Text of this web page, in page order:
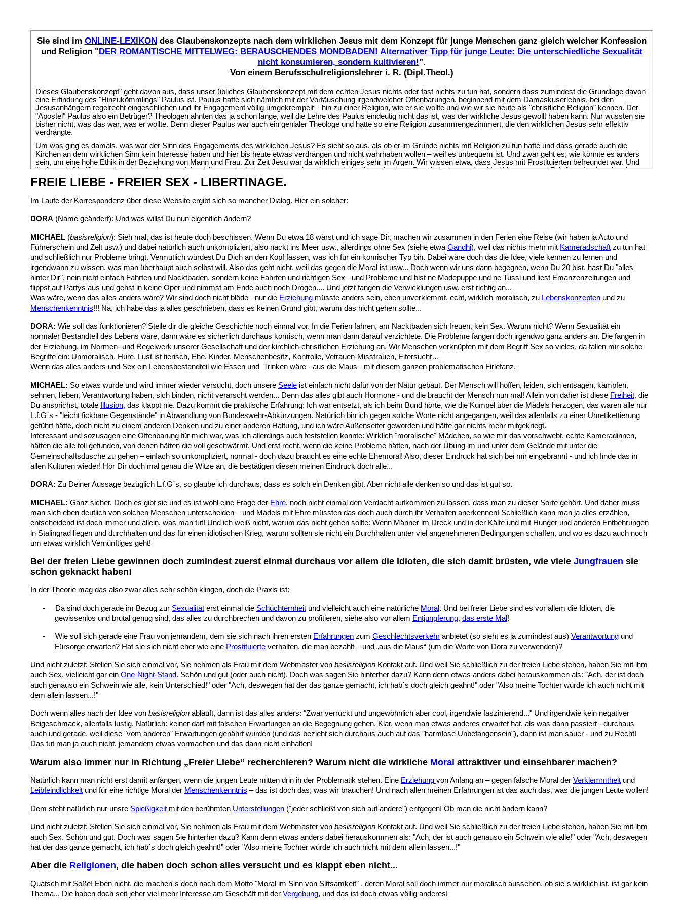
FREIE LIEBE - FREIER SEX - LIBERTINAGE.
Im Laufe der Korrespondenz über diese Website ergibt sich so mancher Dialog. Hier ein solcher:
DORA (Name geändert): Und was willst Du nun eigentlich ändern?
MICHAEL (basisreligion): Sieh mal, das ist heute doch beschissen. Wenn Du etwa 18 wärst und ich sage Dir, machen wir zusammen in den Ferien eine Reise (wir haben ja Auto und
Führerschein und Zelt usw.) und dabei natürlich auch unkompliziert, also nackt ins Meer usw., allerdings ohne Sex (siehe etwa Gandhi), weil das nichts mehr mit Kameradschaft zu tun hat
und schließlich nur Probleme bringt. Vermutlich würdest Du Dich an den Kopf fassen, was ich für ein komischer Typ bin. Dabei wäre doch das die Idee, viele kennen zu lernen und
irgendwann zu wissen, was man überhaupt auch selbst will. Also das geht nicht, weil das gegen die Moral ist usw... Doch wenn wir uns dann begegnen, wenn Du 20 bist, hast Du "alles
hinter Dir", nein nicht einfach Fahrten und Nacktbaden, sondern keine Fahrten und richtigen Sex - und Probleme und bist ne Modepuppe und ne Tussi und liest Emanzenzeitungen und
flippst auf Partys aus und gehst in keine Oper und nimmst am Ende auch noch Drogen.... Und jetzt fangen die Verwicklungen usw. erst richtig an...
Was wäre, wenn das alles anders wäre? Wir sind doch nicht blöde - nur die Erziehung müsste anders sein, eben unverklemmt, echt, wirklich moralisch, zu Lebenskonzepten und zu
Menschenkenntnis!!! Na, ich habe das ja alles geschrieben, dass es keinen Grund gibt, warum das nicht gehen sollte...
DORA: Wie soll das funktionieren? Stelle dir die gleiche Geschichte noch einmal vor. In die Ferien fahren, am Nacktbaden sich freuen, kein Sex. Warum nicht? Wenn Sexualität ein
normaler Bestandteil des Lebens wäre, dann wäre es sicherlich durchaus komisch, wenn man dann darauf verzichtete. Die Probleme fangen doch irgendwo ganz anders an. Die fangen in
der Erziehung, im Normen- und Regelwerk unserer Gesellschaft und der kirchlich-christlichen Erziehung an. Wir Menschen verknüpfen mit dem Begriff Sex so vieles, da fallen mir solche
Begriffe ein: Unmoralisch, Hure, Lust ist tierisch, Ehe, Kinder, Menschenbesitz, Kontrolle, Vetrauen-Misstrauen, Eifersucht…
Wenn das alles anders und Sex ein Lebensbestandteil wie Essen und Trinken wäre - aus die Maus - mit diesem ganzen problematischen Firlefanz.
MICHAEL: So etwas wurde und wird immer wieder versucht, doch unsere Seele ist einfach nicht dafür von der Natur gebaut. Der Mensch will hoffen, leiden, sich entsagen, kämpfen,
sehnen, lieben, Verantwortung haben, sich binden, nicht verarscht werden... Denn das alles gibt auch Hormone - und die braucht der Mensch nun mal! Allein von daher ist diese Freiheit, die
Du ansprichst, totale
Illusion, das klappt nie. Dazu kommt die praktische Erfahrung: Ich war entsetzt, als ich beim Bund hörte, wie die Kumpel über die Mädels herzogen, das waren alle nur
L.f.G´s - "leicht fickbare Gegenstände" in Abwandlung von Bundeswehr-Abkürzungen. Natürlich bin ich gegen solche Worte nicht angegangen, weil das allenfalls zu einer Umetikettierung
geführt hätte, doch nicht zu einem anderen Denken und zu einer anderen Haltung, und ich wäre Außenseiter geworden und hätte gar nichts mehr mitgekriegt.
Interessant und sozusagen eine Offenbarung für mich war, was ich allerdings auch feststellen konnte: Wirklich "moralische" Mädchen, so wie mir das vorschwebt, echte Kameradinnen,
hätten die alle toll gefunden, von denen hätten die voll geschwärmt. Und erst recht, wenn die keine Probleme hätten, nach der Übung im und unter dem Gelände mit unter die
Gemeinschaftsdusche zu gehen – einfach so unkompliziert, normal - doch dazu braucht es eine echte Ehemoral! Also, dieser Eindruck hat sich bei mir eingebrannt - und ich finde das in
allen Kulturen wieder! Hör Dir doch mal genau die Witze an, die bestätigen diesen meinen Eindruck doch alle...
DORA: Zu Deiner Aussage bezüglich L.f.G´s, so glaube ich durchaus, dass es solch ein Denken gibt. Aber nicht alle denken so und das ist gut so.
MICHAEL: Ganz sicher. Doch es gibt sie und es ist wohl eine Frage der Ehre, noch nicht einmal den Verdacht aufkommen zu lassen, dass man zu dieser Sorte gehört. Und daher muss
man sich eben deutlich von solchen Menschen unterscheiden – und Mädels mit Ehre müssten das doch auch durch ihr Verhalten anerkennen! Schließlich kann man ja alles erzählen,
entscheidend ist doch immer und allein, was man tut! Und ich weiß nicht, warum das nicht gehen sollte: Wenn Männer im Dreck und in der Kälte und mit Hunger und anderen Entbehrungen
in Stalingrad liegen und durchhalten und das für einen idiotischen Krieg, warum sollten sie nicht ein Durchhalten unter viel angenehmeren Bedingungen schaffen, und wo es dazu auch noch
um etwas wirklich Vernünftiges geht!
Bei der freien Liebe gewinnen doch zumindest zuerst einmal durchaus vor allem die Idioten, die sich damit brüsten, wie viele Jungfrauen sie
schon geknackt haben!
In der Theorie mag das also zwar alles sehr schön klingen, doch die Praxis ist:
- Da sind doch gerade im Bezug zur Sexualität erst einmal die Schüchternheit und vielleicht auch eine natürliche Moral . Und bei freier Liebe sind es vor allem die Idioten, die
gewissenlos und brutal genug sind, das alles zu durchbrechen und davon zu profitieren, siehe also vor allem Entjungferung, das erste Mal !
- Wie soll sich gerade eine Frau von jemandem, dem sie sich nach ihren ersten Erfahrungen zum Geschlechtsverkehr anbietet (so sieht es ja zumindest aus) Verantwortung und
Fürsorge erwarten? Hat sie sich nicht eher wie eine Prostituierte verhalten, die man bezahlt – und „aus die Maus“ (um die Worte von Dora zu verwenden)?
Und nicht zuletzt: Stellen Sie sich einmal vor, Sie nehmen als Frau mit dem Webmaster von basisreligion Kontakt auf. Und weil Sie schließlich zu der freien Liebe stehen, haben Sie mit ihm
auch Sex, vielleicht gar ein One-Night-Stand. Schön und gut (oder auch nicht). Doch was sagen Sie hinterher dazu? Kann denn etwas anders dabei herauskommen als: "Ach, der ist doch
auch genauso ein Schwein wie alle, kein Unterschied!" oder "Ach, deswegen hat der das ganze gemacht, ich hab´s doch gleich geahnt!" oder "Also meine Tochter würde ich auch nicht mit
dem allein lassen...!"
Doch wenn alles nach der Idee von basisreligion abläuft, dann ist das alles anders: "Zwar verrückt und ungewöhnlich aber cool, irgendwie faszinierend..." Und irgendwie kein negativer
Beigeschmack, allenfalls lustig. Natürlich: keiner darf mit falschen Erwartungen an die Begegnung gehen. Klar, wenn man etwas anderes erwartet hat, als was dann passiert - durchaus
auch und gerade, weil diese "vom anderen" Erwartungen genährt wurden (und das bezieht sich durchaus auch auf das "harmlose Unbefangensein"), dann ist man sauer - und zu Recht!
Das tut man ja auch nicht, jemandem etwas vormachen und das dann nicht einhalten!
Warum also immer nur in Richtung „Freier Liebe“ recherchieren? Warum nicht die wirkliche Moral attraktiver und einsehbarer machen?
Natürlich kann man nicht erst damit anfangen, wenn die jungen Leute mitten drin in der Problematik stehen. Eine Erziehung von Anfang an – gegen falsche Moral der Verklemmtheit und
Leibfeindlichkeit und für eine richtige Moral der Menschenkenntnis – das ist doch das, was wir brauchen! Und nach allen meinen Erfahrungen ist das auch das, was die jungen Leute wollen!
Dem steht natürlich nur unsre Spießigkeit mit den berühmten Unterstellungen ("jeder schließt von sich auf andere") entgegen! Ob man die nicht ändern kann?
Und nicht zuletzt: Stellen Sie sich einmal vor, Sie nehmen als Frau mit dem Webmaster von basisreligion Kontakt auf. Und weil Sie schließlich zu der freien Liebe stehen, haben Sie mit ihm
auch Sex. Schön und gut. Doch was sagen Sie hinterher dazu? Kann denn etwas anders dabei herauskommen als: "Ach, der ist auch genauso ein Schwein wie alle!" oder "Ach, deswegen
hat der das ganze gemacht, ich hab´s doch gleich geahnt!" oder "Also meine Tochter würde ich auch nicht mit dem allein lassen...!"
Aber die Religionen, die haben doch schon alles versucht und es klappt eben nicht...
Quatsch mit Soße! Eben nicht, die machen´s doch nach dem Motto "Moral im Sinn von Sittsamkeit" , deren Moral soll doch immer nur moralisch aussehen, ob sie´s wirklich ist, ist gar kein
Thema... Die haben doch seit jeher viel mehr Interesse am Geschäft mit der Vergebung, und das ist doch etwas völlig anderes!